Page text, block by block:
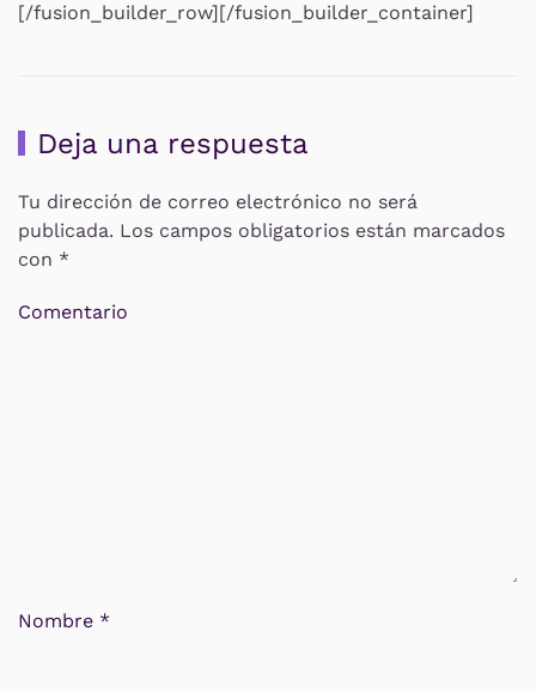
[/fusion_builder_row][/fusion_builder_container]
Deja una respuesta
Tu dirección de correo electrónico no será
publicada. Los campos obligatorios están marcados
con *
Comentario
Nombre *